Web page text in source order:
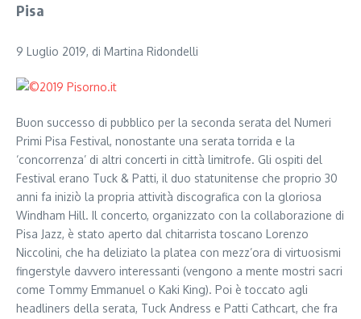
Pisa
9 Luglio 2019, di Martina Ridondelli
Buon successo di pubblico per la seconda serata del Numeri
Primi Pisa Festival, nonostante una serata torrida e la
‘concorrenza’ di altri concerti in città limitrofe. Gli ospiti del
Festival erano Tuck & Patti, il duo statunitense che proprio 30
anni fa iniziò la propria attività discografica con la gloriosa
Windham Hill. Il concerto, organizzato con la collaborazione di
Pisa Jazz, è stato aperto dal chitarrista toscano Lorenzo
Niccolini, che ha deliziato la platea con mezz’ora di virtuosismi
fingerstyle davvero interessanti (vengono a mente mostri sacri
come Tommy Emmanuel o Kaki King). Poi è toccato agli
headliners della serata, Tuck Andress e Patti Cathcart, che fra